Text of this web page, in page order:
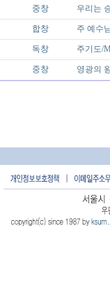
중창 우리는
합창 주 예수
독창 주기도/
중창 영광의